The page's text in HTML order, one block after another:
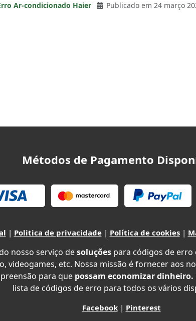
Ar-condicionado Haier Publicado em 24 março
Métodos de Pagamento
| Politica de privacidade| Política de cookies|
nosso serviço desoluções para códigos de erro
videogames, etc. Nossa missão é fornecer aos
para que possam economizar
lista de códigos de erro para todos os vários
Facebook| Pinterest